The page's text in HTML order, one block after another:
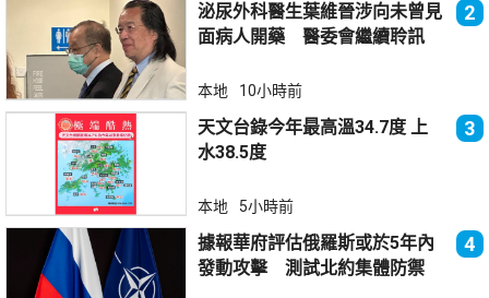
泌尿外科醫生葉維晉涉向未曾見
面病人開藥 醫委會繼續聆訊
2
本地 10小時前
天文台錄今年最高溫34.7度 上
水38.5度
3
本地 5小時前
據報華府評估俄羅斯或於5年內
發動攻擊 測試北約集體防禦
4